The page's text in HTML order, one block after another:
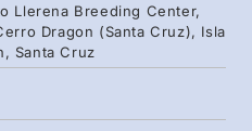
Schwimmen Sie mit
Seelöwen,
Kormorane mit
Augen und sehen
Llerena Breeding Center,
Dragon (Santa Cruz), Isla
Santa Cruz